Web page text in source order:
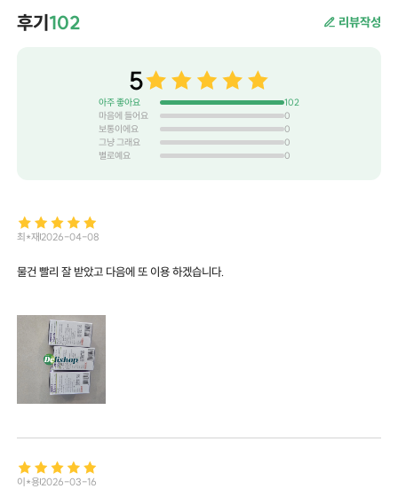
후기102 리뷰작성
5
아주 좋아요
102
마음에 들어요
0
보통이에요
0
그냥 그래요
0
별로예요
0
최*재2026-04-08
물건 빨리 잘 받았고 다음에 또 이용 하겠습니다.
이*용2026-03-16